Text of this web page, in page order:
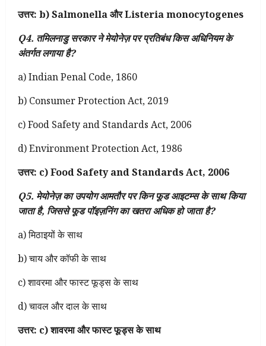
उत्तर: b) Salmonella और Listeria monocytogenes
Q4. तमिलनाडु सरकार ने मेयोनेज़ पर प्रतिबंध किस अधिनियम के
अंतर्गत लगाया है?
a) Indian Penal Code, 1860
b) Consumer Protection Act, 2019
c) Food Safety and Standards Act, 2006
d) Environment Protection Act, 1986
उत्तर: c) Food Safety and Standards Act, 2006
Q5. मेयोनेज़ का उपयोग आमतौर पर किन फूड आइटम्स के साथ किया
जाता है, जिससे फूड पॉइज़निंग का खतरा अधिक हो जाता है?
a) मिठाइयों के साथ
b) चाय और कॉफी के साथ
c) शावरमा और फास्ट फूड्स के साथ
d) चावल और दाल के साथ
उत्तर: c) शावरमा और फास्ट फूड्स के साथ